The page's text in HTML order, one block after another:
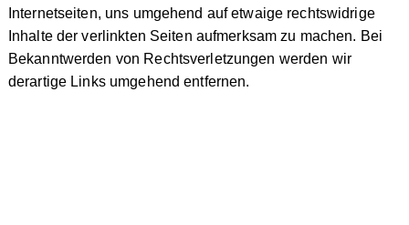
Internetseiten, uns umgehend auf etwaige rechtswidrige
Inhalte der verlinkten Seiten aufmerksam zu machen. Bei
Bekanntwerden von Rechtsverletzungen werden wir
derartige Links umgehend entfernen.